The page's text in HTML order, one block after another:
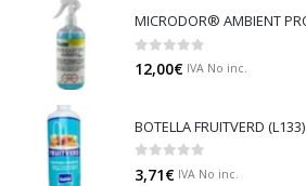
0 out of 5
12,00€ IVA No inc.
BOTELLA FRUITVERD (L133)
0 out of 5
3,71€ IVA No inc.